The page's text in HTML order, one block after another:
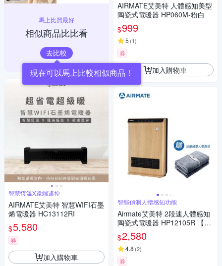
馬上比買最好
相似商品比比看
去比較
現在可以馬上比較相似商品！
智慧恆溫X遠端遙控
AIRMATE艾美特 智慧WIFI石墨
烯電暖器 HC13112RI
$5,580
券
加入購物車
AIRMATE艾美特 人體感知美型
陶瓷式電暖器 HP060M-粉白
$999
5 (1)
券
加入購物車
智能偵測人體感知功能
Airmate艾美特 2段速人體感知
陶瓷式電暖器 HP12105R 【贈
法蘭絨雙人電熱毯】
$2,580
4.8 (2)
券